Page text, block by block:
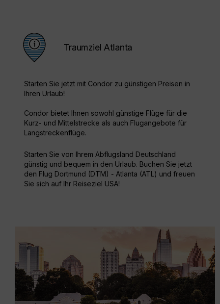
Traumziel Atlanta
Starten Sie jetzt mit Condor zu günstigen Preisen in
Ihren Urlaub!
Condor bietet Ihnen sowohl günstige Flüge für die
Kurz- und Mittelstrecke als auch Flugangebote für
Langstreckenflüge.
Starten Sie von Ihrem Abflugsland Deutschland
günstig und bequem in den Urlaub. Buchen Sie jetzt
den Flug Dortmund (DTM) - Atlanta (ATL) und freuen
Sie sich auf Ihr Reiseziel USA!